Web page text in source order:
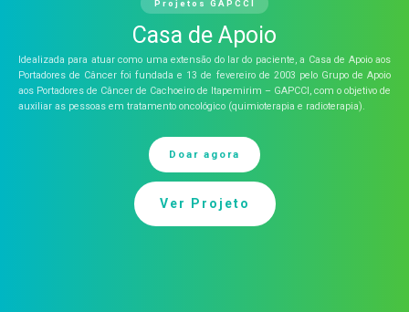
Projetos GAPCCI
Casa de Apoio
Idealizada para atuar como uma extensão do lar do paciente, a Casa de Apoio aos
Portadores de Câncer foi fundada e 13 de fevereiro de 2003 pelo Grupo de Apoio
aos Portadores de Câncer de Cachoeiro de Itapemirim – GAPCCI, com o objetivo de
auxiliar as pessoas em tratamento oncológico (quimioterapia e radioterapia).
Doar agora
Ver Projeto